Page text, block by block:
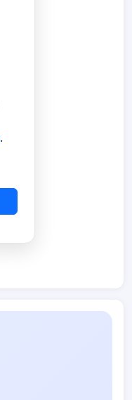
.